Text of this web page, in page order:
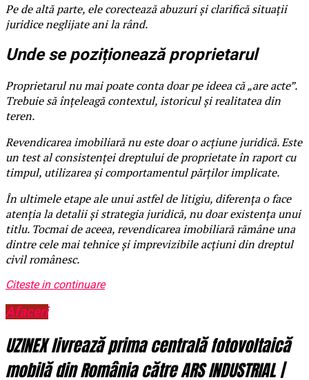
Pe de altă parte, ele corectează abuzuri și clarifică situații
juridice neglijate ani la rând.
Unde se poziționează proprietarul
Proprietarul nu mai poate conta doar pe ideea că „are acte”.
Trebuie să înțeleagă contextul, istoricul și realitatea din
teren.
Revendicarea imobiliară nu este doar o acțiune juridică. Este
un test al consistenței dreptului de proprietate în raport cu
timpul, utilizarea și comportamentul părților implicate.
În ultimele etape ale unui astfel de litigiu, diferența o face
atenția la detalii și strategia juridică, nu doar existența unui
titlu. Tocmai de aceea, revendicarea imobiliară rămâne una
dintre cele mai tehnice și imprevizibile acțiuni din dreptul
civil românesc.
Citeste in continuare
Afaceri
UZINEX livrează prima centrală fotovoltaică
mobilă din România către ARS INDUSTRIAL |